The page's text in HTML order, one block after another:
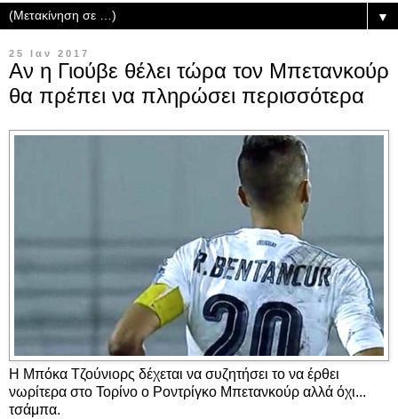
▼
25 Ιαν 2017
Αν η Γιούβε θέλει τώρα τον Μπετανκούρ
θα πρέπει να πληρώσει περισσότερα
Η Μπόκα Τζούνιορς δέχεται να συζητήσει το να έρθει
νωρίτερα στο Τορίνο ο Ροντρίγκο Μπετανκούρ αλλά όχι...
τσάμπα.